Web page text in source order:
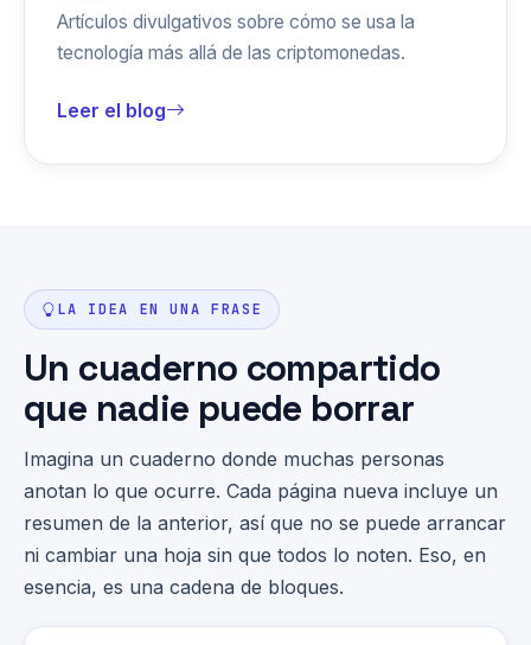
Artículos divulgativos sobre cómo se usa la
tecnología más allá de las criptomonedas.
Leer el blog
LA IDEA EN UNA FRASE
Un cuaderno compartido
que nadie puede borrar
Imagina un cuaderno donde muchas personas
anotan lo que ocurre. Cada página nueva incluye un
resumen de la anterior, así que no se puede arrancar
ni cambiar una hoja sin que todos lo noten. Eso, en
esencia, es una cadena de bloques.